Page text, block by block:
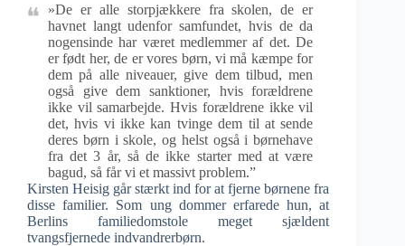
»De er alle storpjækkere fra skolen, de er
havnet langt udenfor samfundet, hvis de da
nogensinde har været medlemmer af det. De
er født her, de er vores børn, vi må kæmpe for
dem på alle niveauer, give dem tilbud, men
også give dem sanktioner, hvis forældrene
ikke vil samarbejde. Hvis forældrene ikke vil
det, hvis vi ikke kan tvinge dem til at sende
deres børn i skole, og helst også i børnehave
fra det 3 år, så de ikke starter med at være
bagud, så får vi et massivt problem.”
Kirsten Heisig går stærkt ind for at fjerne børnene fra
disse familier. Som ung dommer erfarede hun, at
Berlins familiedomstole meget sjældent
tvangsfjernede indvandrerbørn.